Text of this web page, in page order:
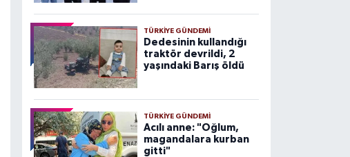
TÜRKIYE GÜNDEMI
Dedesinin kullandığı
traktör devrildi, 2
yaşındaki Barış öldü
TÜRKIYE GÜNDEMI
Acılı anne: "Oğlum,
magandalara kurban
gitti"